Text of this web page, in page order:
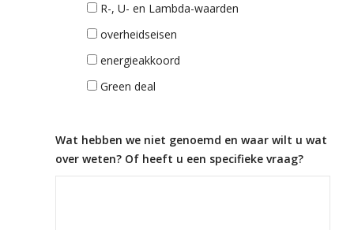
R-, U- en Lambda-waarden
overheidseisen
energieakkoord
Green deal
Wat hebben we niet genoemd en waar wilt u wat
over weten? Of heeft u een specifieke vraag?